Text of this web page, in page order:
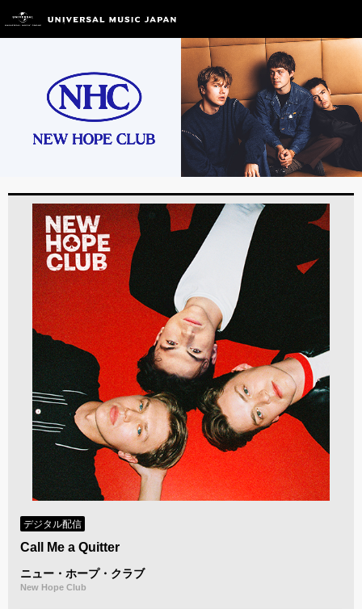
デジタル配信
Call Me a Quitter
ニュー・ホープ・クラブ
New Hope Club